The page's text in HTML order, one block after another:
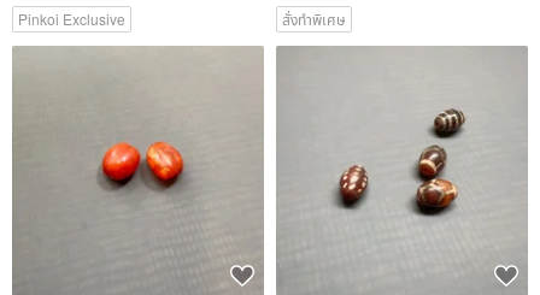
Pinkoi Exclusive สั่งทำพิเศษ